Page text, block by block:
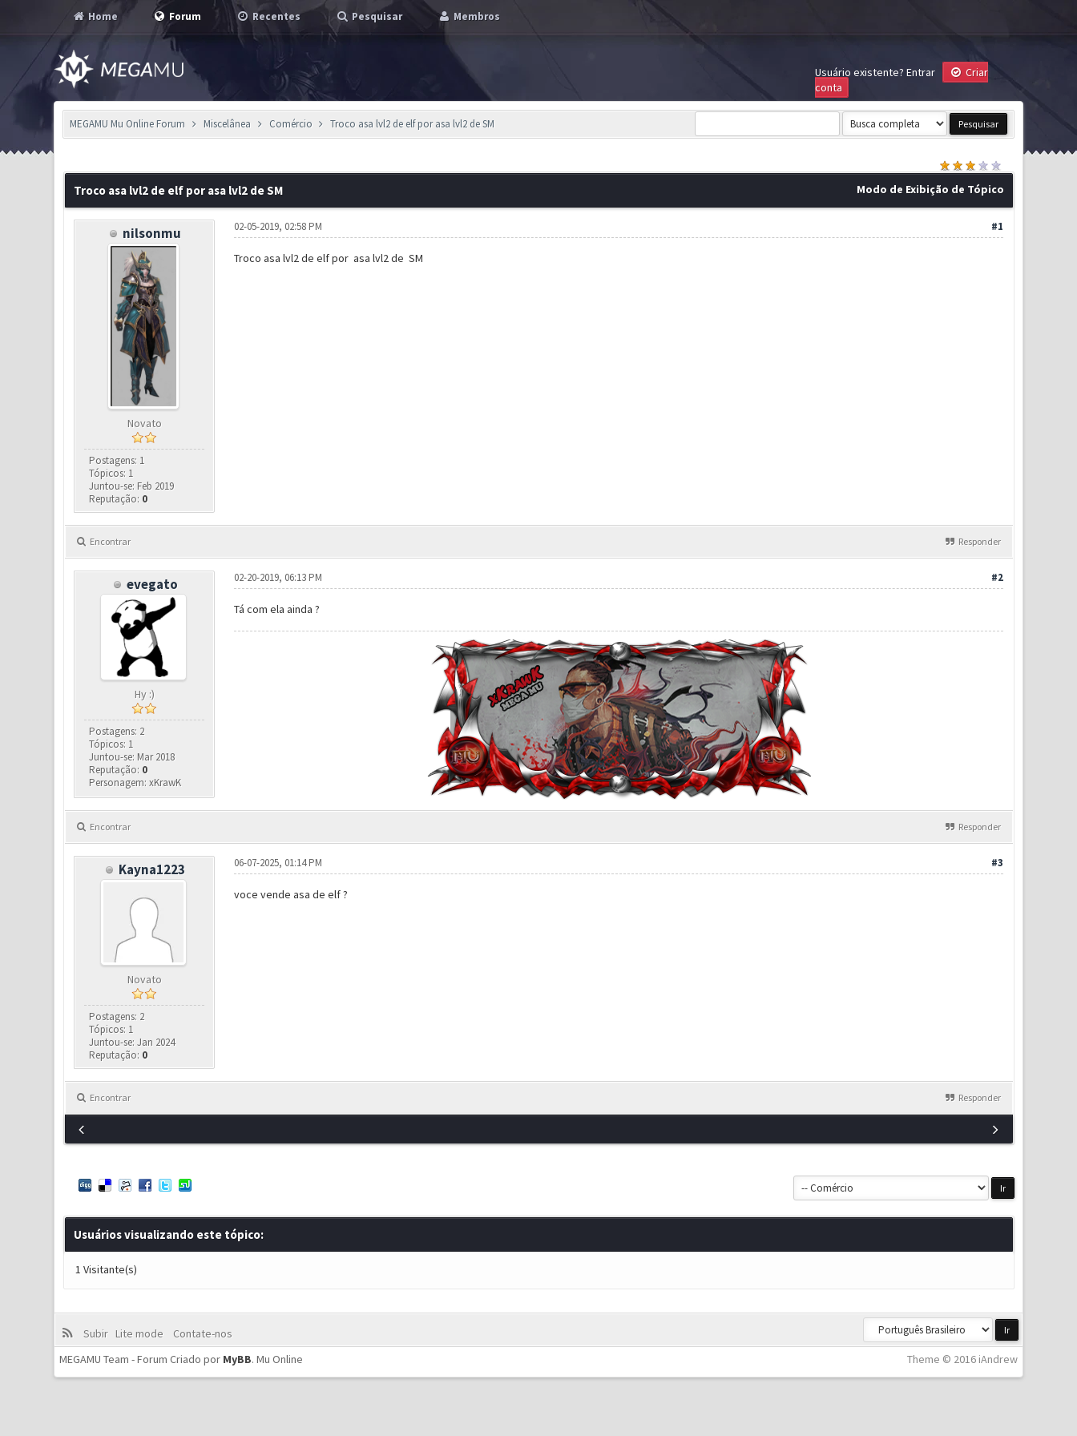
Home Forum Recentes Pesquisar Membros
Usuário existente? Entrar
Criar
conta
MEGAMU Mu Online Forum Miscelânea Comércio Troco asa lvl2 de elf por asa lvl2 de SM
Modo de Exibição de Tópico
Troco asa lvl2 de elf por asa lvl2 de SM
nilsonmu
Novato
Postagens: 1
Tópicos: 1
Juntou-se: Feb 2019
Reputação: 0
#1
02-05-2019, 02:58 PM
Troco asa lvl2 de elf por asa lvl2 de SM
Encontrar Responder
evegato
Hy :)
Postagens: 2
Tópicos: 1
Juntou-se: Mar 2018
Reputação: 0
Personagem: xKrawK
#2
02-20-2019, 06:13 PM
Tá com ela ainda ?
Encontrar Responder
Kayna1223
Novato
Postagens: 2
Tópicos: 1
Juntou-se: Jan 2024
Reputação: 0
#3
06-07-2025, 01:14 PM
voce vende asa de elf ?
Encontrar Responder
Usuários visualizando este tópico:
1 Visitante(s)
Subir Lite mode
Contate-nos
Theme © 2016 iAndrew
MEGAMU Team - Forum Criado por MyBB.Mu Online